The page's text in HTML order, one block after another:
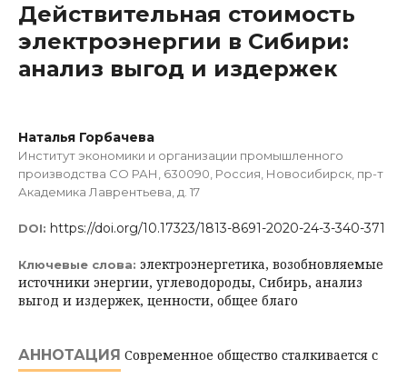
Действительная стоимость
электроэнергии в Сибири:
анализ выгод и издержек
Наталья Горбачева
Институт экономики и организации промышленного
производства СО РАН, 630090, Россия, Новосибирск, пр-т
Академика Лаврентьева, д. 17
DOI: https://doi.org/10.17323/1813-8691-2020-24-3-340-371
Ключевые слова: электроэнергетика, возобновляемые
источники энергии, углеводороды, Сибирь, анализ
выгод и издержек, ценности, общее благо
АННОТАЦИЯ Современное общество сталкивается с